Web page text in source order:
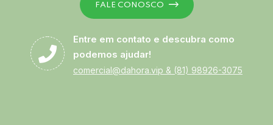
FALE CONOSCO
Entre em contato e descubra como
podemos ajudar!
comercial@dahora.vip & (81) 98926-3075